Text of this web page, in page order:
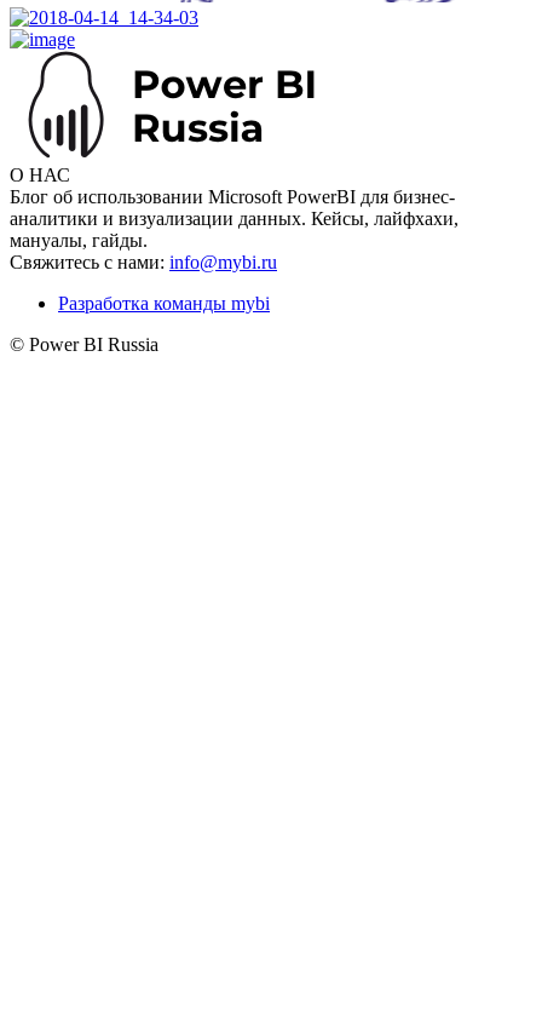
О НАС
Блог об использовании Microsoft PowerBI для бизнес-
аналитики и визуализации данных. Кейсы, лайфхахи,
мануалы, гайды.
Свяжитесь с нами: info@mybi.ru
Разработка команды mybi
© Power BI Russia